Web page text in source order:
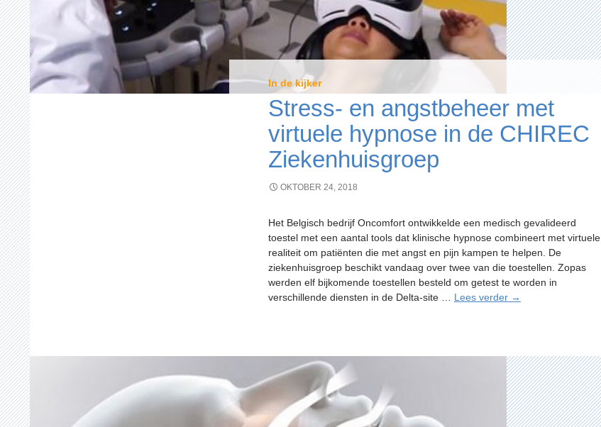
In de kijker
Stress- en angstbeheer met
virtuele hypnose in de CHIREC
Ziekenhuisgroep
OKTOBER 24, 2018
Het Belgisch bedrijf Oncomfort ontwikkelde een medisch gevalideerd
toestel met een aantal tools dat klinische hypnose combineert met virtuele
realiteit om patiënten die met angst en pijn kampen te helpen. De
ziekenhuisgroep beschikt vandaag over twee van die toestellen. Zopas
werden elf bijkomende toestellen besteld om getest te worden in
verschillende diensten in de Delta-site … Lees verder Stress-
virtuele
hypnose
in
de
CHIREC
→